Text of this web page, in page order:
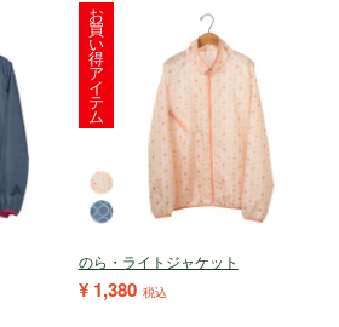
お
買
い
得
ア
イ
テ
ム
のら・ライトジャケット
¥ 1,380 税込